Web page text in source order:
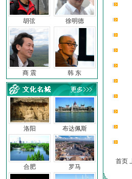
胡弦 徐明德
商 震 韩 东
洛阳
合肥
布达佩斯
罗马
首页